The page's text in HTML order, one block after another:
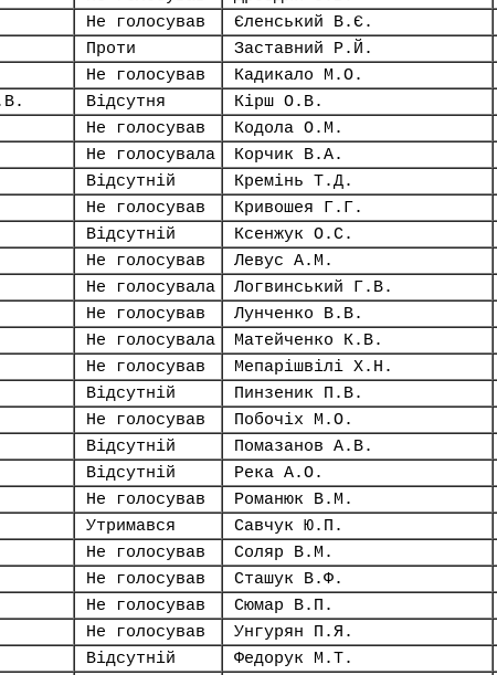
Не голосував Єленський В.Є.
Проти Заставний Р.Й.
Не голосував Кадикало М.О.
Відсутня Кірш О.В.
Не голосував Кодола О.М.
Не голосувала Корчик В.А.
Відсутній Кремінь Т.Д.
Не голосував Кривошея Г.Г.
Відсутній Ксенжук О.С.
Не голосував Левус А.М.
Не голосувала Логвинський Г.В.
Не голосував Лунченко В.В.
Не голосувала Матейченко К.В.
Не голосував Мепарішвілі Х.Н.
Відсутній Пинзеник П.В.
Не голосував Побочіх М.О.
Відсутній Помазанов А.В.
Відсутній Река А.О.
Не голосував Романюк В.М.
Утримався Савчук Ю.П.
Не голосував Соляр В.М.
Не голосував Сташук В.Ф.
Не голосував Сюмар В.П.
Не голосував Унгурян П.Я.
Відсутній Федорук М.Т.